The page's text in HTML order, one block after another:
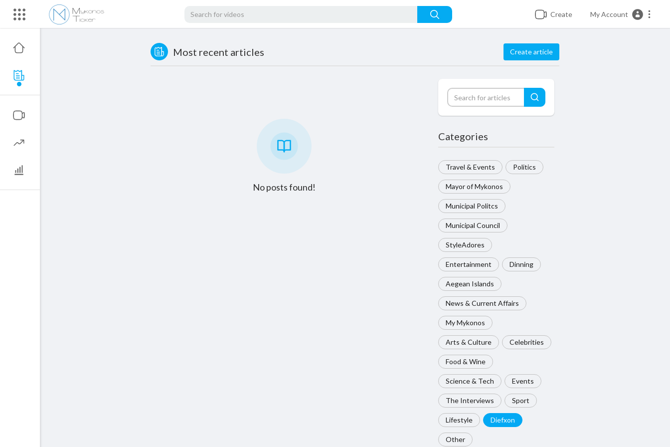
Create My Account
Most recent articles Create article
No posts found!
Categories
Travel & Events Politics
Mayor of Mykonos
Municipal Politcs
Municipal Council
StyleAdores
Entertainment Dinning
Aegean Islands
News & Current Affairs
My Mykonos
Arts & Culture Celebrities
Food & Wine
Science & Tech Events
The Interviews Sport
Lifestyle Diefxon
Other